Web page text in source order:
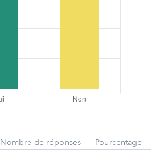
Nombre de réponses Pourcentage